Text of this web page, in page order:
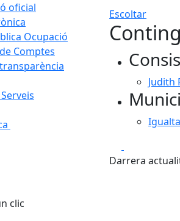
oficial
Ocupació
Comptes
Escoltar
Judith
Darrera
clic